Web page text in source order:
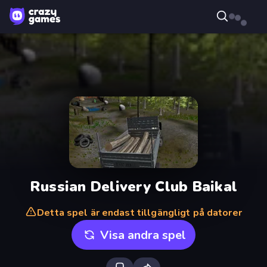
Russian Delivery Club Baikal
Detta spel är endast tillgängligt på datorer
Visa andra spel